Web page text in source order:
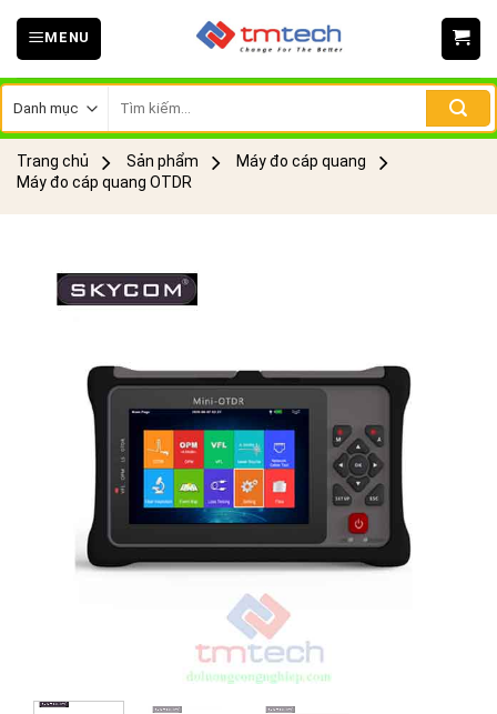
Skip
MENU
kiếm:
Trang chủ Sản phẩm
Máy đo cáp quang
Máy đo cáp quang OTDR